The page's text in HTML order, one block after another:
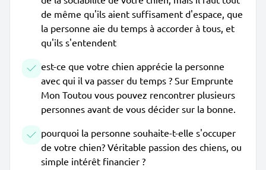
de même qu'ils aient suffisament d'espace, que
la personne aie du temps à accorder à tous, et
qu'ils s'entendent
est-ce que votre chien apprécie la personne
avec qui il va passer du temps ? Sur Emprunte
Mon Toutou vous pouvez rencontrer plusieurs
personnes avant de vous décider sur la bonne.
pourquoi la personne souhaite-t-elle s'occuper
de votre chien? Véritable passion des chiens, ou
simple intérêt financier ?